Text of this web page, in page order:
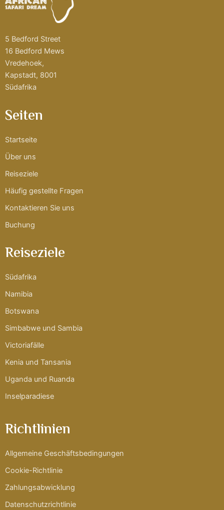
5 Bedford Street
16 Bedford Mews
Vredehoek,
Kapstadt, 8001
Südafrika
Seiten
Startseite
Über uns
Reiseziele
Häufig gestellte Fragen
Kontaktieren Sie uns
Buchung
Reiseziele
Südafrika
Namibia
Botswana
Simbabwe und Sambia
Victoriafälle
Kenia und Tansania
Uganda und Ruanda
Inselparadiese
Richtlinien
Allgemeine Geschäftsbedingungen
Cookie-Richtlinie
Zahlungsabwicklung
Datenschutzrichtlinie